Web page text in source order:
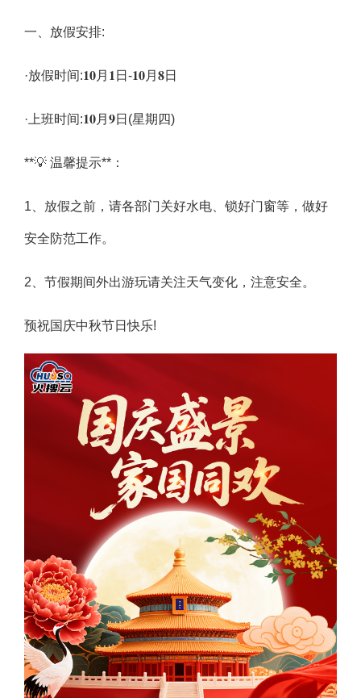
一、放假安排:
·放假时间:𝟏𝟎月𝟏日-𝟏𝟎月𝟖日
·上班时间:𝟏𝟎月𝟗日(星期四)
**💡 温馨提示**：
1、放假之前，请各部门关好水电、锁好门窗等，做好
安全防范工作。
2、节假期间外出游玩请关注天气变化，注意安全。
预祝国庆中秋节日快乐!